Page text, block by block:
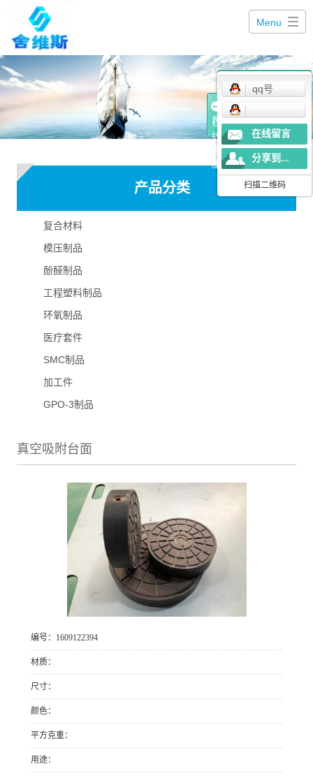
Menu
产品分类
复合材料
模压制品
酚醛制品
工程塑料制品
环氧制品
医疗套件
SMC制品
加工件
GPO-3制品
真空吸附台面
编号：1609122394
材质：
尺寸：
颜色：
平方克重：
用途：
在
线
客
服
qq号
在线留言
分享到...
扫描二维码